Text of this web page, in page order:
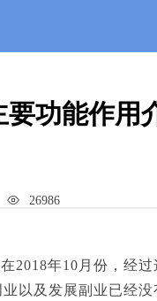
功能作用
26986
2018年10月份，经
以及发展副业已经没